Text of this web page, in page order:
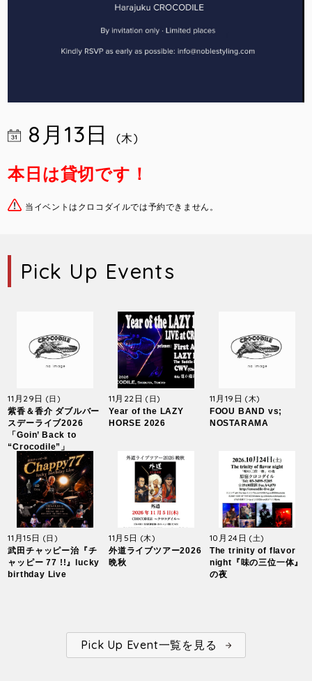
8月13日 (木)
本日は貸切です！
当イベントはクロコダイルでは予約できません。
Pick Up Events
11月29日 (日)
紫香＆香介 ダブルバー
スデーライブ2026
「Goin’ Back to
“Crocodile”」
11月22日(日)
Year of the LAZY
HORSE 2026
11月19日 (木)
FOOU BAND vs;
NOSTARAMA
11月15日 (日)
武田チャッピー治『チ
ャッピー 77 !!』lucky
birthday Live
11月5日 (木)
外道ライブツアー2026
晩秋
10月24日 (土)
The trinity of flavor
night『味の三位一体』
の夜
Pick Up Event一覧を見る